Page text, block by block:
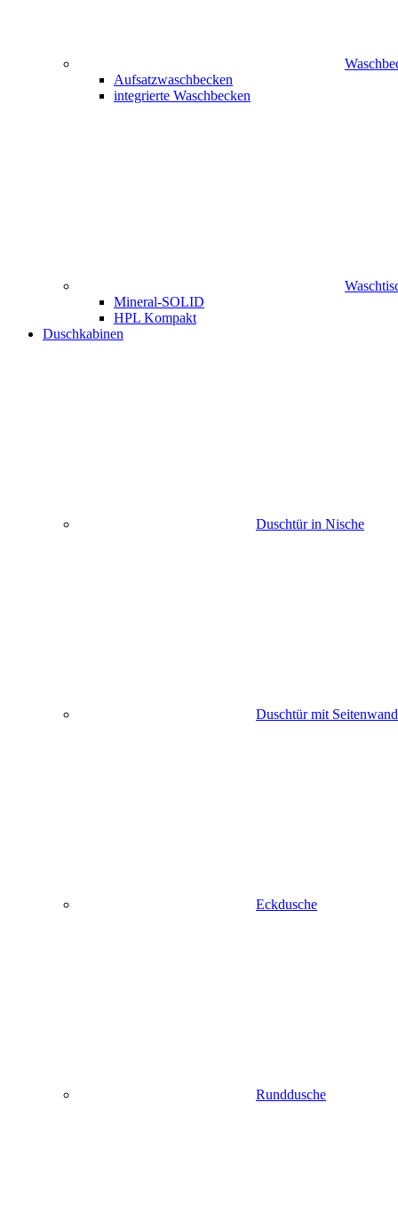
Aufsatzwaschbecken
integrierte Waschbecken
Mineral-SOLID
HPL Kompakt
Duschkabinen
Duschtür in Nische
Duschtür mit Seitenwand
Eckdusche
Runddusche